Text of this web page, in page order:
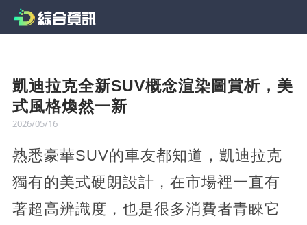
凱迪拉克全新SUV概念渲染圖賞析，美
式風格煥然一新
2026/05/16
熟悉豪華SUV的車友都知道，凱迪拉克
獨有的美式硬朗設計，在市場裡一直有
著超高辨識度，也是很多消費者青睞它